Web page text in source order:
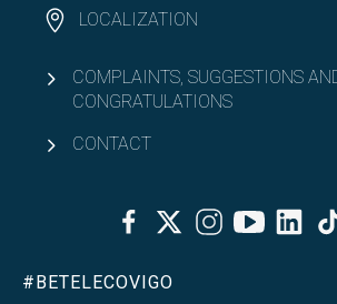
LOCALIZATION
COMPLAINTS, SUGGESTIONS
CONGRATULATIONS
CONTACT
FacebookTwitterInstagramYoutubeLinkedin
#BETELECOVIGO